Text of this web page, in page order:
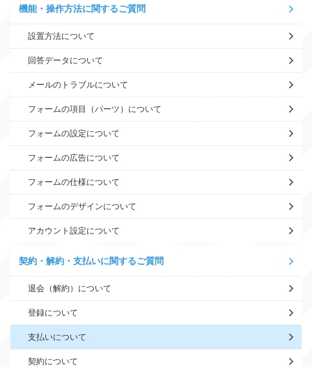
機能・操作方法に関するご質問
設置方法について
回答データについて
メールのトラブルについて
フォームの項目（パーツ）について
フォームの設定について
フォームの広告について
フォームの仕様について
フォームのデザインについて
アカウント設定について
契約・解約・支払いに関するご質問
退会（解約）について
登録について
支払いについて
契約について